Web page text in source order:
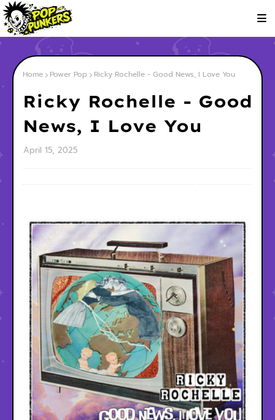
Home Power Pop Ricky Rochelle - Good News, I Love You
Ricky Rochelle - Good
News, I Love You
April 15, 2025